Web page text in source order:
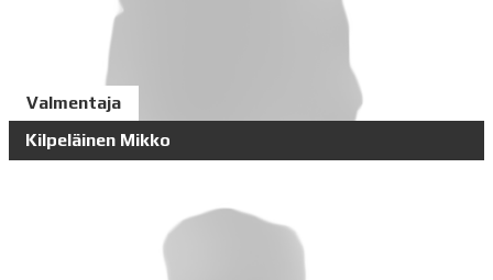
Valmentaja
Kilpeläinen Mikko